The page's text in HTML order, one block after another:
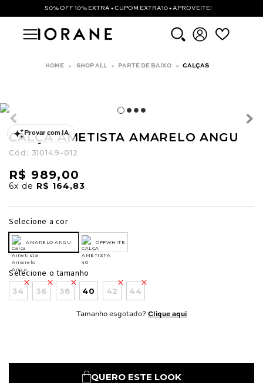
50% OFF 10% EXTRA • CUPOM EXTRA10 • APROVEITE!
SHOP ALL PARTE DE BAIXO CALÇAS
Provar com IA
CALÇA AMETISTA AMARELO ANGU
Cód: 310149-012
R$ 989,00
6x de R$ 164,83
Selecione a cor
AMARELO ANGU OFFWHITE
Selecione o tamanho
34 36 38 40 42 44
Tamanho esgotado? Clique aqui
QUERO ESTE LOOK